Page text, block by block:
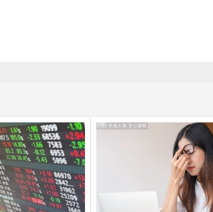
PR
PR・安達人壽 安心護眼